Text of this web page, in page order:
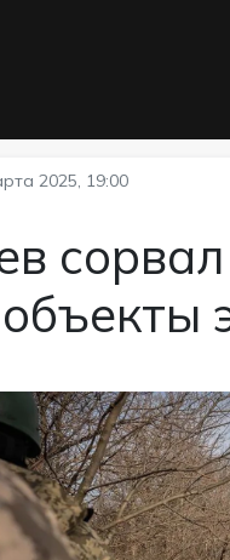
2025, 19:00